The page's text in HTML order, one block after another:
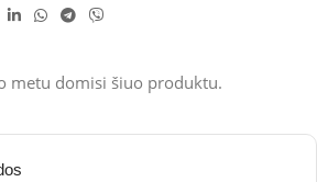
metu domisi šiuo produktu.